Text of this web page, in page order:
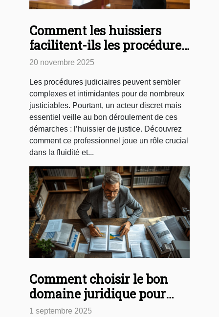
Comment les huissiers
facilitent-ils les procédures
judiciaires ?
20 novembre 2025
Les procédures judiciaires peuvent sembler
complexes et intimidantes pour de nombreux
justiciables. Pourtant, un acteur discret mais
essentiel veille au bon déroulement de ces
démarches : l’huissier de justice. Découvrez
comment ce professionnel joue un rôle crucial
dans la fluidité et...
Comment choisir le bon
domaine juridique pour
votre cas ?
1 septembre 2025